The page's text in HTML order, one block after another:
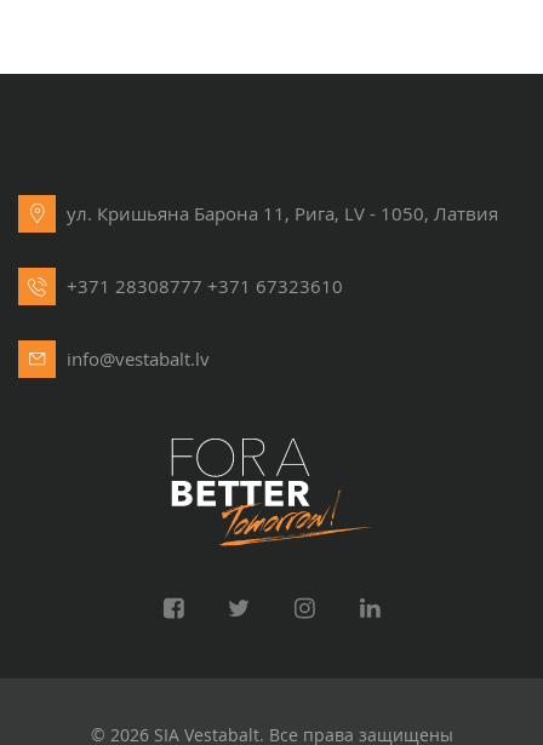
ул. Кришьяна Барона 11, Рига, LV - 1050, Латвия
+371 28308777 +371 67323610
info@vestabalt.lv
© 2026 SIA Vestabalt. Все права защищены